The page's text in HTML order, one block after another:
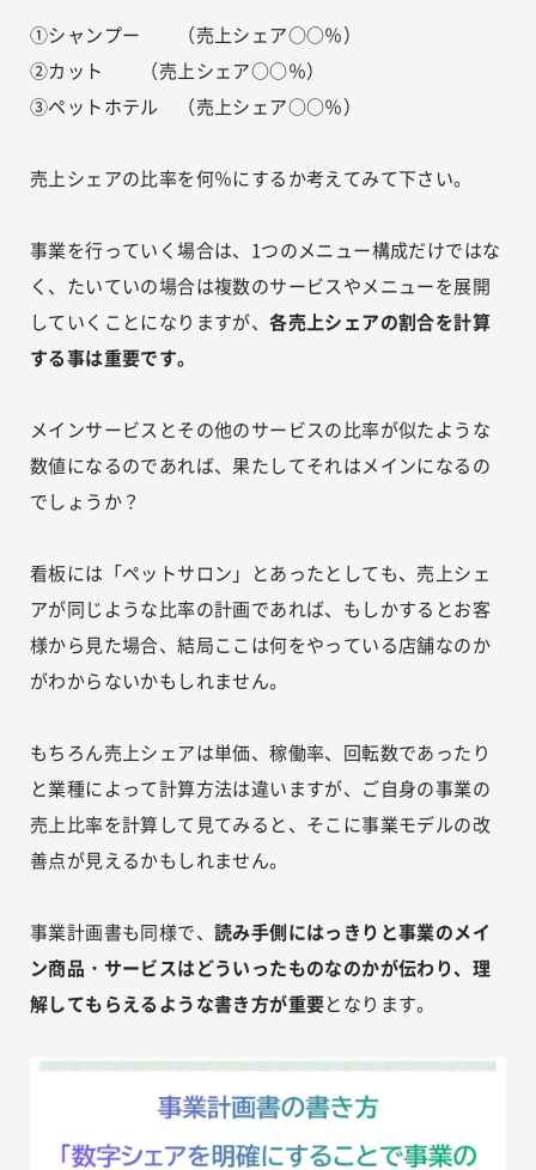
①シャンプー （売上シェア○○％）
②カット （売上シェア○○％）
③ペットホテル （売上シェア○○％）
売上シェアの比率を何％にするか考えてみて下さい。
事業を行っていく場合は、1つのメニュー構成だけではな
く、たいていの場合は複数のサービスやメニューを展開
していくことになりますが、各売上シェアの割合を計算
する事は重要です。
メインサービスとその他のサービスの比率が似たような
数値になるのであれば、果たしてそれはメインになるの
でしょうか？
看板には「ペットサロン」とあったとしても、売上シェ
アが同じような比率の計画であれば、もしかするとお客
様から見た場合、結局ここは何をやっている店舗なのか
がわからないかもしれません。
もちろん売上シェアは単価、稼働率、回転数であったり
と業種によって計算方法は違いますが、ご自身の事業の
売上比率を計算して見てみると、そこに事業モデルの改
善点が見えるかもしれません。
事業計画書も同様で、 読み手側にはっきりと事業のメイ
ン商品・サービスはどういったものなのかが伝わり、理
解してもらえるような書き方が重要となります。